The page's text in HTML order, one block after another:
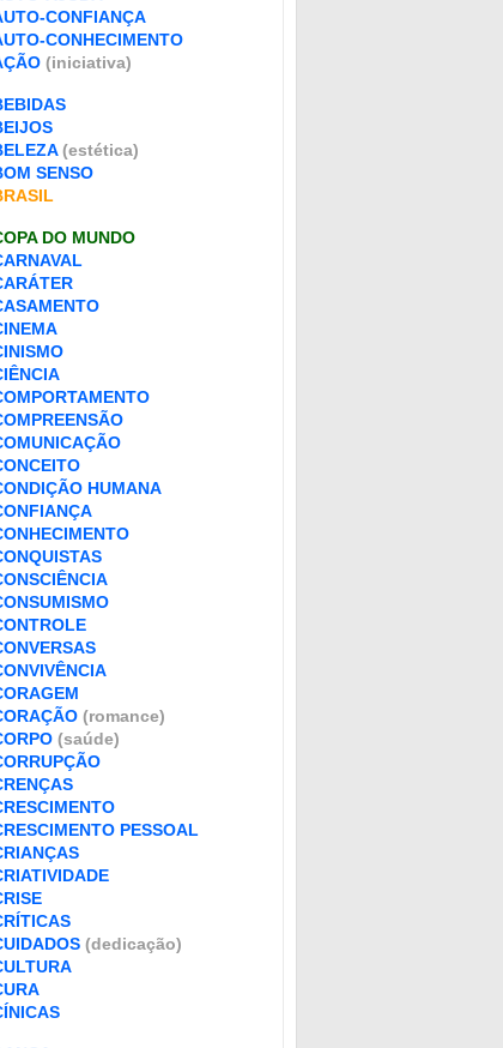
CONFIANÇA
CONHECIMENTO
(iniciativa)
(estética)
SENSO
DO MUNDO
HUMANA
(romance)
(saúde)
PESSOAL
(dedicação)